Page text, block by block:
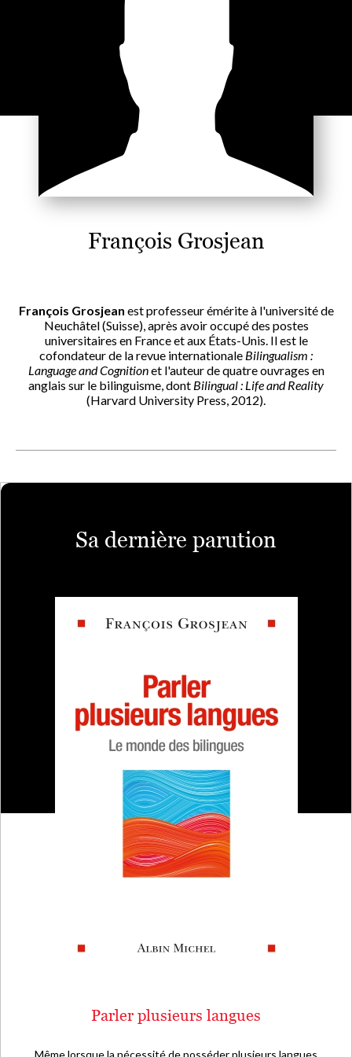
François Grosjean
François Grosjean est professeur émérite à l'université de
Neuchâtel (Suisse), après avoir occupé des postes
universitaires en France et aux États-Unis. Il est le
cofondateur de la revue internationale Bilingualism :
Language and Cognitionet l'auteur de quatre ouvrages en
anglais sur le bilinguisme, dont Bilingual : Life and Reality
(Harvard University Press, 2012).
Sa dernière parution
Parler plusieurs langues
Même lorsque la nécessité de posséder plusieurs langues